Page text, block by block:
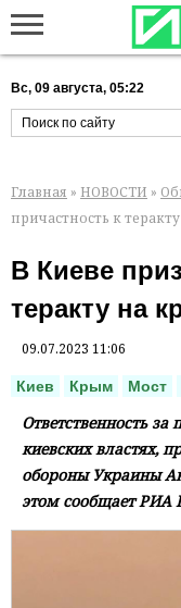
Вс, 09 августа, 05:22
Главная » НОВОСТИ »
причастность к
В Киеве
теракту на
09.07.2023 11:06
Киев Крым Мост
Ответственность
киевских властях,
обороны Украины
этом сообщает РИА